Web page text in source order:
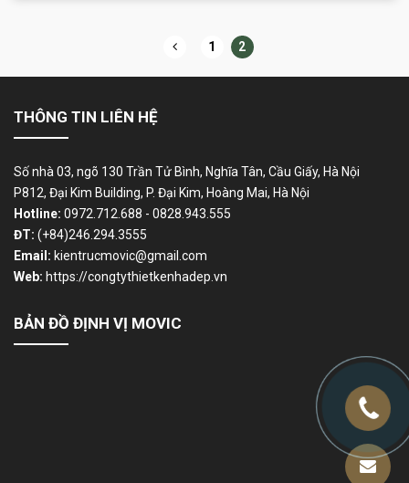
1 2
THÔNG TIN LIÊN HỆ
Số nhà 03, ngõ 130 Trần Tử Bình, Nghĩa Tân, Cầu Giấy, Hà Nội
P812, Đại Kim Building, P. Đại Kim, Hoàng Mai, Hà Nội
Hotline: 0972.712.688 - 0828.943.555
ĐT: (+84)246.294.3555
Email: kientrucmovic@gmail.com
Web: https://congtythietkenhadep.vn
BẢN ĐỒ ĐỊNH VỊ MOVIC